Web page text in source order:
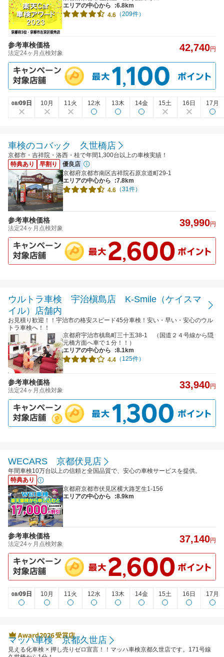
エリアの中心から
:6.8km
4.6 （209件）
参考車検価格
法定24ヶ月点検対象 42,740円
08/09日 10月 11火 12水 13木 14金 15土 16日 17月
車検のコバック 久世橋店
京都市・吉祥院・洛西・桂で年間1,300台以上の車検実績！
特典あり
早割り
優良店
京都府京都市南区吉祥院石原京道町29-1
エリアの中心から
:7.8km
4.6 （31件）
参考車検価格
法定24ヶ月点検対象 39,990円
ウルトラ車検 宇治槇島店 K-Smile（ケイスマ
イル）店舗内
お見積り歓迎！！宇治市の格安スピード45分車検！安い・早い・安心のウル
トラ車検へ！！
京都府宇治市槙島町三十五38-1 （国道２４号線から隠
元橋方面へ車で１分！！）
エリアの中心から
:8.1km
4.4 （125件）
参考車検価格
法定24ヶ月点検対象 33,940円
WECARS 京都伏見店
年間車検10万台以上の信頼と全国品質で、安心の車検サービスを提供。
特典あり
京都府京都市伏見区横大路芝生1-156
エリアの中心から
:8.9km
参考車検価格
法定24ヶ月点検対象 37,140円
08/09日 10月 11火 12水 13木 14金 15土 16日 17月
マッハ車検 京都久世店
見える化車検 × 押し売りゼロ宣言！！マッハ車検京都久世店です。171号線